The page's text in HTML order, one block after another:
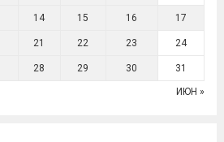
14 15 16 17
21 22 23 24
28 29 30 31
ИЮН »